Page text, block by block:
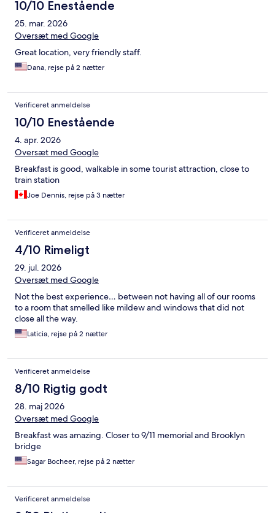
10/10 Enestående
25. mar. 2026
Oversæt med Google
Great location, very friendly staff.
Dana, rejse på 2 nætter
Verificeret anmeldelse
10/10 Enestående
4. apr. 2026
Oversæt med Google
Breakfast is good, walkable in some tourist attraction, close to
train station
Joe Dennis, rejse på 3 nætter
Verificeret anmeldelse
4/10 Rimeligt
29. jul. 2026
Oversæt med Google
Not the best experience… between not having all of our rooms
to a room that smelled like mildew and windows that did not
close all the way.
Laticia, rejse på 2 nætter
Verificeret anmeldelse
8/10 Rigtig godt
28. maj 2026
Oversæt med Google
Breakfast was amazing. Closer to 9/11 memorial and Brooklyn
bridge
Sagar Bocheer, rejse på 2 nætter
Verificeret anmeldelse